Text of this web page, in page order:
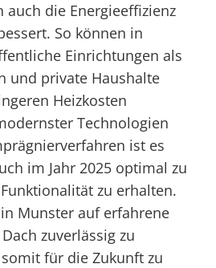
auch die Energieeffizienz
So können in
Einrichtungen als
und private Haushalte
Heizkosten
Technologien
ist es
im Jahr 2025 optimal zu
zu erhalten.
Munster auf erfahrene
zuverlässig zu
für die Zukunft zu